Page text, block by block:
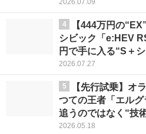
4
【444万円の
シビック「e:HEV
円で手に入る“S＋
2026.07.27
5
【先行試乗】オ
つての王者「エル
追うのではなく“技
2026.05.18